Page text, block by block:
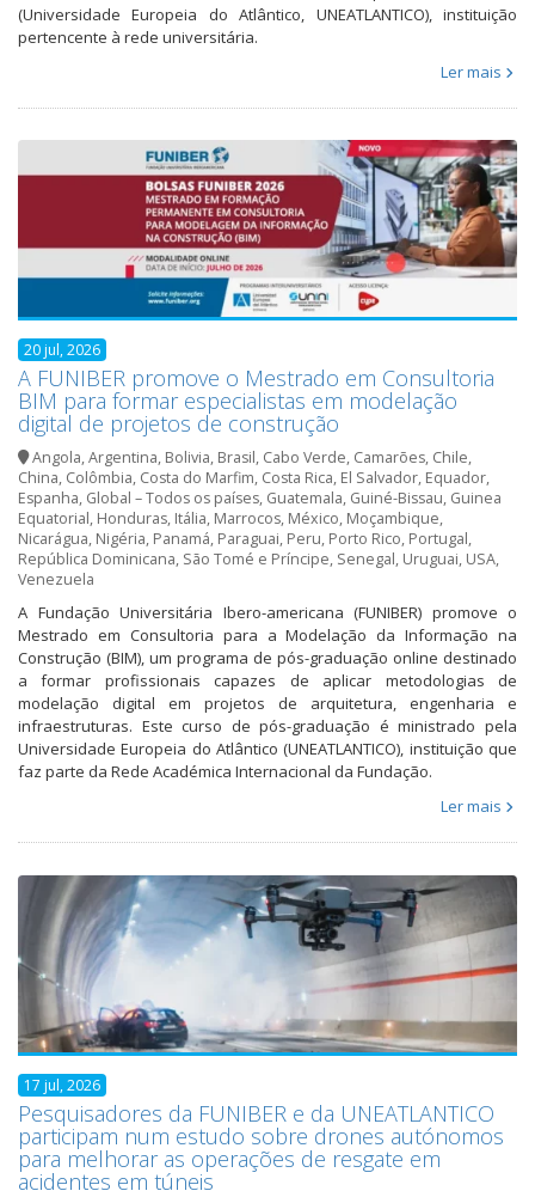
(Universidade Europeia do Atlântico, UNEATLANTICO), instituição
pertencente à rede universitária.
Ler mais
20 jul, 2026
A FUNIBER promove o Mestrado em Consultoria
BIM para formar especialistas em modelação
digital de projetos de construção
Angola,Argentina, Bolivia, Brasil, Cabo Verde, Camarões, Chile,
China, Colômbia, Costa do Marfim, Costa Rica, El Salvador, Equador,
Espanha, Global – Todos os países, Guatemala, Guiné-Bissau, Guinea
Equatorial, Honduras, Itália, Marrocos, México, Moçambique,
Nicarágua, Nigéria, Panamá, Paraguai, Peru, Porto Rico, Portugal,
República Dominicana, São Tomé e Príncipe, Senegal, Uruguai, USA,
Venezuela
A Fundação Universitária Ibero-americana (FUNIBER) promove o
Mestrado em Consultoria para a Modelação da Informação na
Construção (BIM), um programa de pós-graduação online destinado
a formar profissionais capazes de aplicar metodologias de
modelação digital em projetos de arquitetura, engenharia e
infraestruturas. Este curso de pós-graduação é ministrado pela
Universidade Europeia do Atlântico (UNEATLANTICO), instituição que
faz parte da Rede Académica Internacional da Fundação.
Ler mais
17 jul, 2026
Pesquisadores da FUNIBER e da UNEATLANTICO
participam num estudo sobre drones autónomos
para melhorar as operações de resgate em
acidentes em túneis